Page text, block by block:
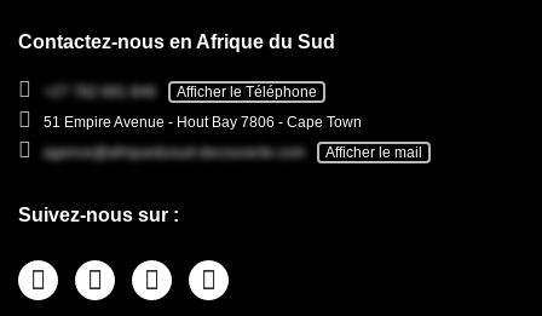
Contactez-nous en Afrique du Sud
+27 782 681 846
Afficher le Téléphone
51 Empire Avenue - Hout Bay 7806 - Cape Town
agence@afriquedusud-decouverte.com
Afficher le mail
Suivez-nous sur :